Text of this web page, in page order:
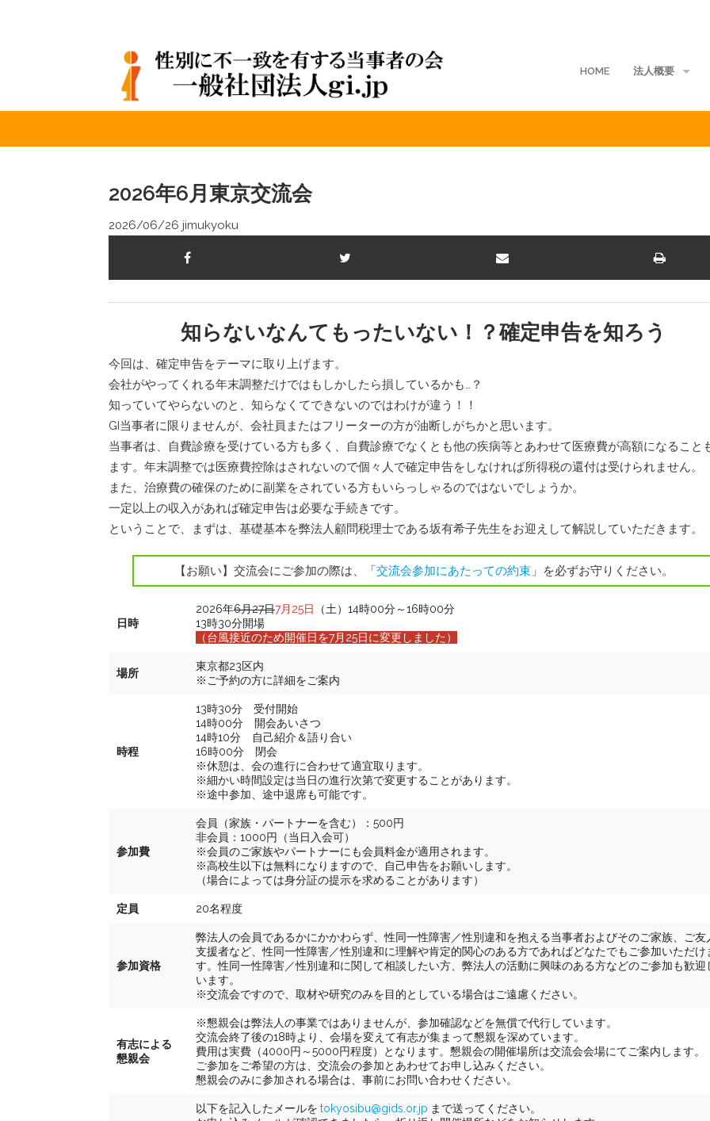
HOME 法人概要
定款
個人情報保護方針
2026年6月東京交流会
2026/06/26 jimukyoku
知らないなんてもったいない！？確定申告を知ろう
今回は、確定申告をテーマに取り上げます。
会社がやってくれる年末調整だけではもしかしたら損しているかも…？
知っていてやらないのと、知らなくてできないのではわけが違う！！
GI当事者に限りませんが、会社員またはフリーターの方が油断しがちかと思います。
当事者は、自費診療を受けている方も多く、自費診療でなくとも他の疾病等とあわせて医療費が高額になること
ます。年末調整では医療費控除はされないので個々人で確定申告をしなければ所得税の還付は受けられません。
また、治療費の確保のために副業をされている方もいらっしゃるのではないでしょうか。
一定以上の収入があれば確定申告は必要な手続きです。
ということで、まずは、基礎基本を弊法人顧問税理士である坂有希子先生をお迎えして解説していただきます。
【お願い】交流会にご参加の際は、「交流会参加にあたっての約束 」を必ずお守りください。
日時
2026年6月27日7月25日
（土）14時00分～16時00分
13時30分開場
（台風接近のため開催日を7月25日に変更しました）
場所
東京都23区内
※ご予約の方に詳細をご案内
時程
13時30分 受付開始
14時00分 開会あいさつ
14時10分 自己紹介＆語り合い
16時00分 閉会
※休憩は、会の進行に合わせて適宜取ります。
※細かい時間設定は当日の進行次第で変更することがあります。
※途中参加、途中退席も可能です。
参加費
会員（家族・パートナーを含む）：500円
非会員：1000円（当日入会可）
※会員のご家族やパートナーにも会員料金が適用されます。
※高校生以下は無料になりますので、自己申告をお願いします。
（場合によっては身分証の提示を求めることがあります）
定員 20名程度
参加資格
弊法人の会員であるかにかかわらず、性同一性障害／性別違和を抱える当事者およびそのご家族、ご友
支援者など、性同一性障害／性別違和に理解や肯定的関心のある方であればどなたでもご参加いただけ
す。性同一性障害／性別違和に関して相談したい方、弊法人の活動に興味のある方などのご参加も歓迎
います。
※交流会ですので、取材や研究のみを目的としている場合はご遠慮ください。
有志による
懇親会
※懇親会は弊法人の事業ではありませんが、参加確認などを無償で代行しています。
交流会終了後の18時より、会場を変えて有志が集まって懇親を深めています。
費用は実費（4000円～5000円程度）となります。懇親会の開催場所は交流会会場にてご案内します。
ご参加をご希望の方は、交流会の参加とあわせてお申し込みください。
懇親会のみに参加される場合は、事前にお問い合わせください。
以下を記入したメールを tokyosibu@gids.or.jp まで送ってください。